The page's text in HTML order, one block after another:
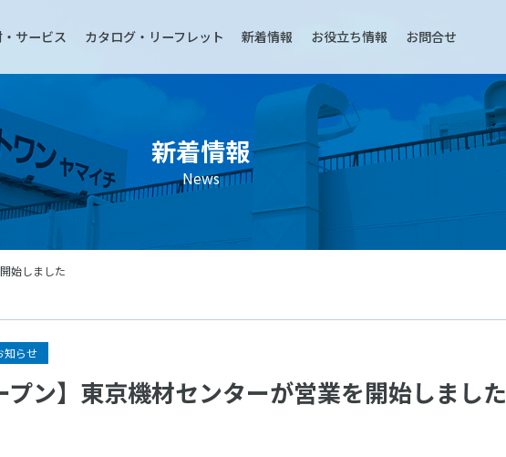
サービス カタログ・リーフレット 新着情報 お役立ち情報 お問合せ
新着情報
News
始しました
知らせ
プン】東京機材センターが営業を開始しました